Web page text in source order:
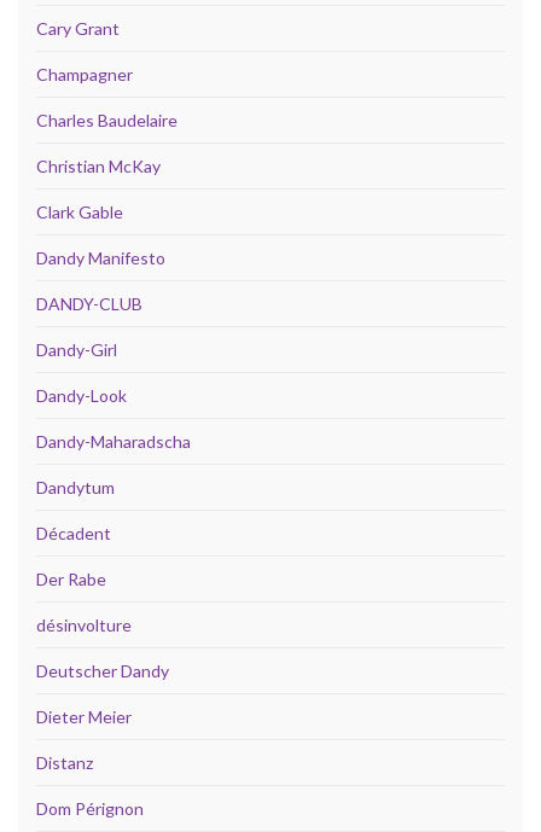
Cary Grant
Champagner
Charles Baudelaire
Christian McKay
Clark Gable
Dandy Manifesto
DANDY-CLUB
Dandy-Girl
Dandy-Look
Dandy-Maharadscha
Dandytum
Décadent
Der Rabe
désinvolture
Deutscher Dandy
Dieter Meier
Distanz
Dom Pérignon